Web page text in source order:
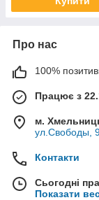
Про нас
100%
Працює з
м.
ул.Свободы,
Контакти
Сьогодні
Показати